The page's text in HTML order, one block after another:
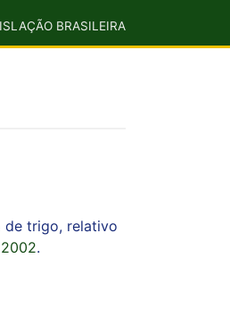
BRASILEIRA
de trigo, relativo
.